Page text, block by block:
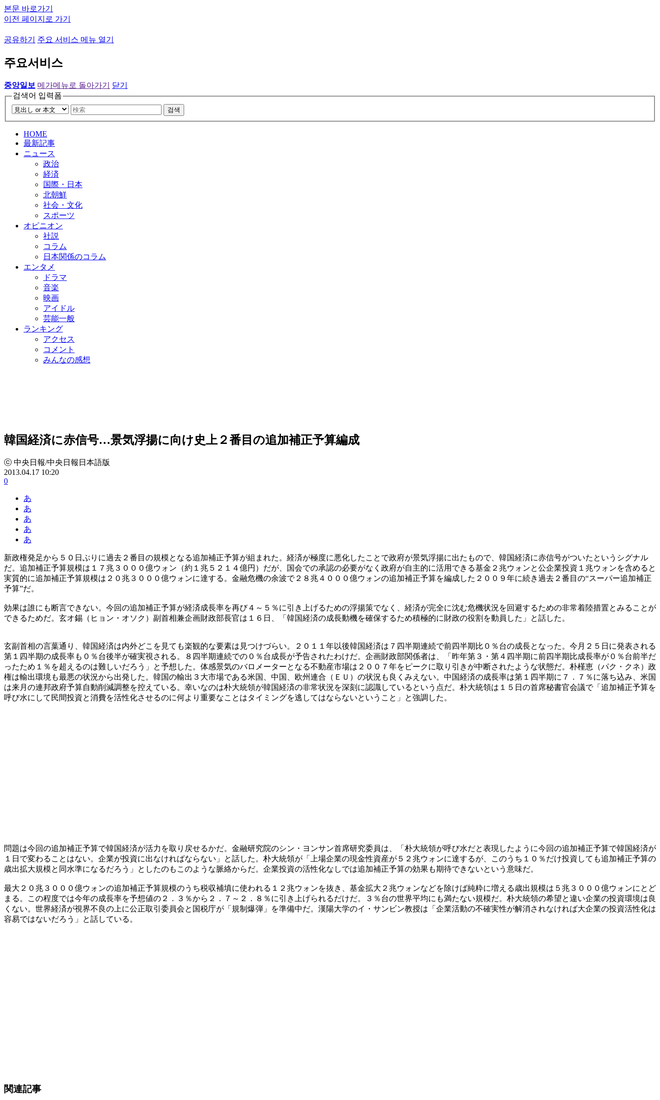
본문 바로가기
이전 페이지로 가기
공유하기 주요 서비스 메뉴 열기
주요서비스
중앙일보 메가메뉴로 돌아가기
닫기
검색어 입력폼
검색
HOME
最新記事
ニュース
政治
経済
国際・日本
北朝鮮
社会・文化
スポーツ
オピニオン
社説
コラム
日本関係のコラム
エンタメ
ドラマ
音楽
映画
アイドル
芸能一般
ランキング
アクセス
コメント
みんなの感想
韓国経済に赤信号…景気浮揚に向け史上２番目の追加補正予算編成
ⓒ 中央日報/中央日報日本語版
2013.04.17 10:20
0
あ
あ
あ
あ
あ
新政権発足から５０日ぶりに過去２番目の規模となる追加補正予算が組まれた。経済が極度に悪化したことで政府が景気浮揚に出たもので、韓国経済に赤信号がついたというシグナル
だ。追加補正予算規模は１７兆３０００億ウォン（約１兆５２１４億円）だが、国会での承認の必要がなく政府が自主的に活用できる基金２兆ウォンと公企業投資１兆ウォンを含めると
実質的に追加補正予算規模は２０兆３０００億ウォンに達する。金融危機の余波で２８兆４０００億ウォンの追加補正予算を編成した２００９年に続き過去２番目の“スーパー追加補正
予算”だ。
効果は誰にも断言できない。今回の追加補正予算が経済成長率を再び４～５％に引き上げるための浮揚策でなく、経済が完全に沈む危機状況を回避するための非常着陸措置とみることが
できるためだ。玄オ錫（ヒョン・オソク）副首相兼企画財政部長官は１６日、「韓国経済の成長動機を確保するため積極的に財政の役割を動員した」と話した。
玄副首相の言葉通り、韓国経済は内外どこを見ても楽観的な要素は見つけづらい。２０１１年以後韓国経済は７四半期連続で前四半期比０％台の成長となった。今月２５日に発表される
第１四半期の成長率も０％台後半が確実視される。８四半期連続での０％台成長が予告されたわけだ。企画財政部関係者は、「昨年第３・第４四半期に前四半期比成長率が０％台前半だ
ったため１％を超えるのは難しいだろう」と予想した。体感景気のバロメーターとなる不動産市場は２００７年をピークに取り引きが中断されたような状態だ。朴槿恵（パク・クネ）政
権は輸出環境も最悪の状況から出発した。韓国の輸出３大市場である米国、中国、欧州連合（ＥＵ）の状況も良くみえない。中国経済の成長率は第１四半期に７．７％に落ち込み、米国
は来月の連邦政府予算自動削減調整を控えている。幸いなのは朴大統領が韓国経済の非常状況を深刻に認識しているという点だ。朴大統領は１５日の首席秘書官会議で「追加補正予算を
呼び水にして民間投資と消費を活性化させるのに何より重要なことはタイミングを逃してはならないということ」と強調した。
問題は今回の追加補正予算で韓国経済が活力を取り戻せるかだ。金融研究院のシン・ヨンサン首席研究委員は、「朴大統領が呼び水だと表現したように今回の追加補正予算で韓国経済が
１日で変わることはない。企業が投資に出なければならない」と話した。朴大統領が「上場企業の現金性資産が５２兆ウォンに達するが、このうち１０％だけ投資しても追加補正予算の
歳出拡大規模と同水準になるだろう」としたのもこのような脈絡からだ。企業投資の活性化なしでは追加補正予算の効果も期待できないという意味だ。
最大２０兆３０００億ウォンの追加補正予算規模のうち税収補填に使われる１２兆ウォンを抜き、基金拡大２兆ウォンなどを除けば純粋に増える歳出規模は５兆３０００億ウォンにとど
まる。この程度では今年の成長率を予想値の２．３％から２．７～２．８％に引き上げられるだけだ。３％台の世界平均にも満たない規模だ。朴大統領の希望と違い企業の投資環境は良
くない。世界経済が視界不良の上に公正取引委員会と国税庁が「規制爆弾」を準備中だ。漢陽大学のイ・サンビン教授は「企業活動の不確実性が解消されなければ大企業の投資活性化は
容易ではないだろう」と話している。
関連記事